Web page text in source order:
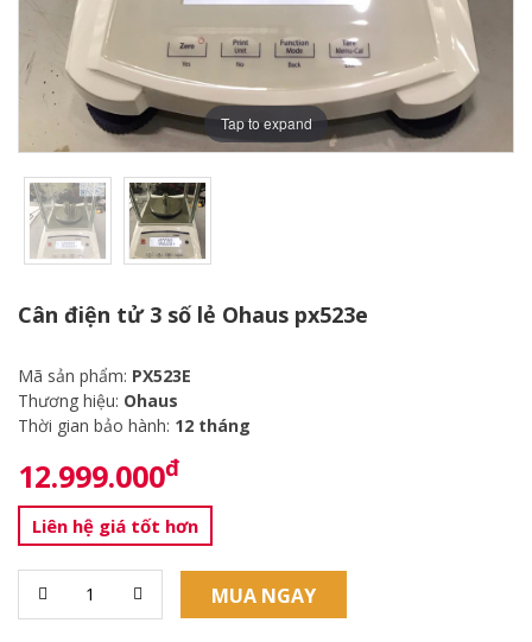
Tap to expand
Cân điện tử 3 số lẻ Ohaus px523e
Mã sản phẩm: PX523E
Thương hiệu: Ohaus
Thời gian bảo hành: 12 tháng
12.999.000đ
Liên hệ giá tốt hơn
MUA NGAY